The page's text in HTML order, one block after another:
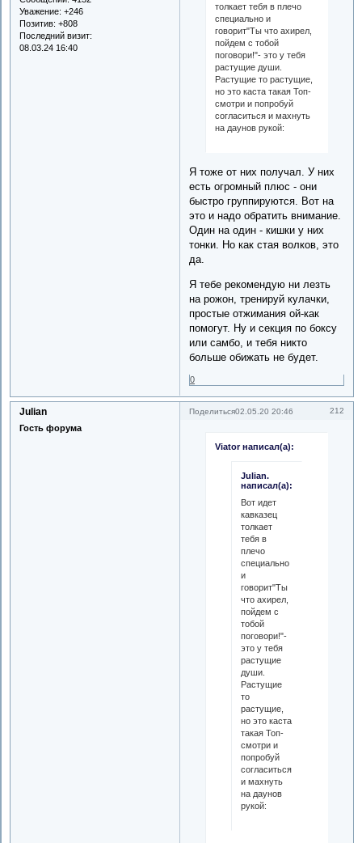
Уважение: +246
Позитив: +808
Последний визит:
08.03.24 16:40
толкает тебя в плечо
специально и
говорит"Ты что ахирел,
пойдем с тобой
поговори!"- это у тебя
растущие души.
Растущие то растущие,
но это каста такая Топ-
смотри и попробуй
согласиться и махнуть
на даунов рукой:
Я тоже от них получал. У них
есть огромный плюс - они
быстро группируются. Вот на
это и надо обратить внимание.
Один на один - кишки у них
тонки. Но как стая волков, это
да.
Я тебе рекомендую ни лезть
на рожон, тренируй кулачки,
простые отжимания ой-как
помогут. Ну и секция по боксу
или самбо, и тебя никто
больше обижать не будет.
0
Поделиться 212
02.05.20 20:46
Julian
Гость форума
Viator написал(а):
Julian.
написал(а):
Вот идет
кавказец
толкает
тебя в
плечо
специально
и
говорит"Ты
что ахирел,
пойдем с
тобой
поговори!"-
это у тебя
растущие
души.
Растущие
то
растущие,
но это каста
такая Топ-
смотри и
попробуй
согласиться
и махнуть
на даунов
рукой: